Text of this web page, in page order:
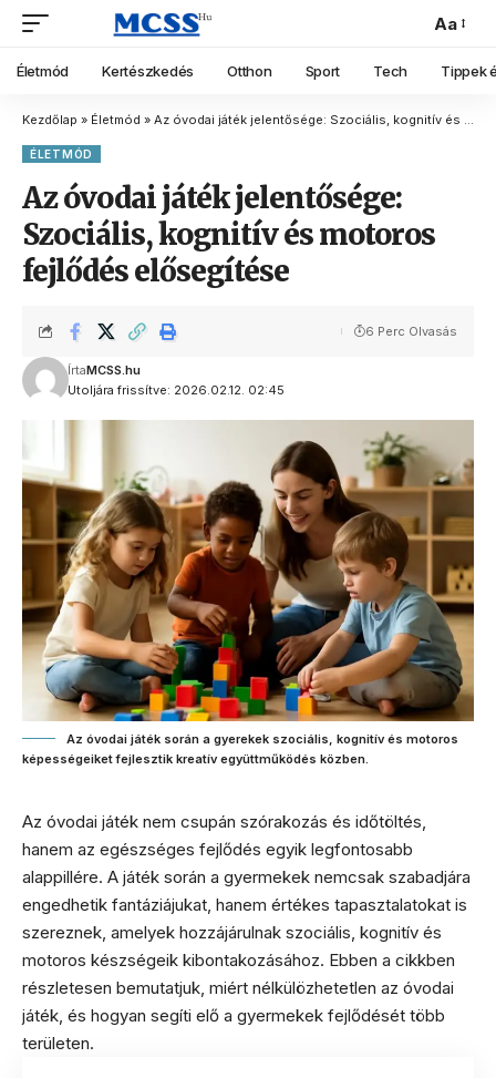
Aa
Életmód Kertészkedés Otthon Sport Tech Tippek
Kezdőlap » Életmód » Az óvodai játék jelentősége: Szociális, kognitív és motoros fejlődés elősegítése
ÉLETMÓD
Az óvodai játék jelentősége:
Szociális, kognitív és motoros
fejlődés elősegítése
Utoljára frissítve: 2026.02.12. 02:45
ÍrtaMCSS.hu
6 Perc Olvasás
Az óvodai játék során a gyerekek szociális, kognitív és motoros
képességeiket fejlesztik kreatív együttműködés közben.
Az óvodai játék nem csupán szórakozás és időtöltés,
hanem az egészséges fejlődés egyik legfontosabb
alappillére. A játék során a gyermekek nemcsak szabadjára
engedhetik fantáziájukat, hanem értékes tapasztalatokat is
szereznek, amelyek hozzájárulnak szociális, kognitív és
motoros készségeik kibontakozásához. Ebben a cikkben
részletesen bemutatjuk, miért nélkülözhetetlen az óvodai
játék, és hogyan segíti elő a gyermekek fejlődését több
területen.